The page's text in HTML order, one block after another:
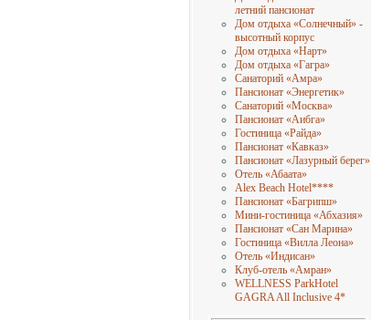
летний пансионат
Дом отдыха «Солнечный» -
высотный корпус
Дом отдыха «Нарт»
Дом отдыха «Гагра»
Санаторий «Амра»
Пансионат «Энергетик»
Санаторий «Москва»
Пансионат «Аибга»
Гостиница «Райда»
Пансионат «Кавказ»
Пансионат «Лазурный берег»
Отель «Абаата»
Alex Beach Hotel****
Пансионат «Багрипш»
Мини-гостиница «Абхазия»
Пансионат «Сан Марина»
Гостиница «Вилла Леона»
Отель «Индисан»
Клуб-отель «Амран»
WELLNESS ParkHotel
GAGRA All Inclusive 4*